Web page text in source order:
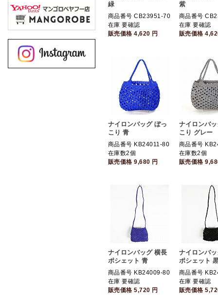
緑
商品番号 CB23951-70
在庫 要確認
販売価格4,620 円
紫
商品番号
在庫 要確認
販売価格
ナイロンバッグ ぼっ
こり 青
商品番号 KB24011-80
在庫数2個
販売価格9,680 円
ナイロンバ
こり グレー
商品番号
在庫数2個
販売価格
ナイロンバッグ 横長
ポシェット 青
商品番号 KB24009-80
在庫 要確認
販売価格5,720 円
ナイロンバ
ポシェット
商品番号
在庫 要確認
販売価格